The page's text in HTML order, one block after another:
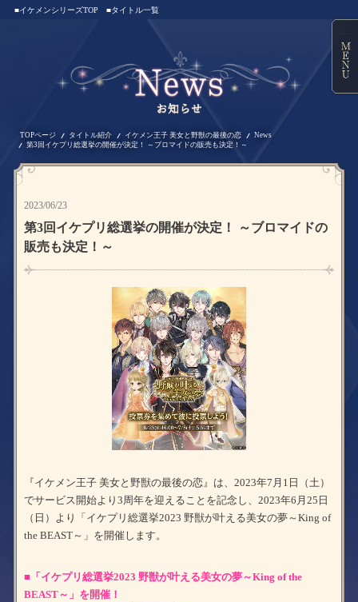
■イケメンシリーズTOP ■タイトル一覧
TOPページ タイトル紹介 イケメン王子 美女と野獣の最後の恋
News
第3回イケプリ総選挙の開催が決定！ ～ブロマイドの販売も決定！～
2023/06/23
第3回イケプリ総選挙の開催が決定！ ～ブロマイドの
販売も決定！～
『イケメン王子 美女と野獣の最後の恋』は、2023年7月1日（土）
でサービス開始より3周年を迎えることを記念し、2023年6月25日
（日）より「イケプリ総選挙2023 野獣が叶える美女の夢～King of
the BEAST～」を開催します。
■「イケプリ総選挙2023 野獣が叶える美女の夢～King of the
BEAST～」を開催！